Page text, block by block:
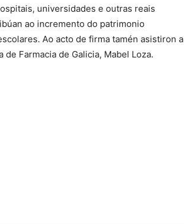
universidades e outras reais
ao incremento do patrimonio
Ao acto de firma tamén asistiron a
Farmacia de Galicia, Mabel Loza.